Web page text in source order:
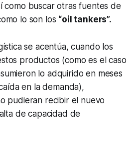
como buscar otras fuentes de
lo son los “oil tankers”.
se acentúa, cuando los
productos (como es el caso
lo adquirido en meses
en la demanda),
pudieran recibir el nuevo
de capacidad de